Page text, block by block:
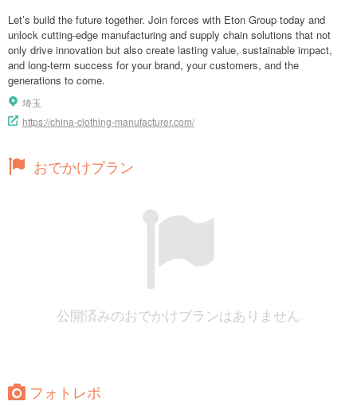
Let’s build the future together. Join forces with Eton Group today and
unlock cutting-edge manufacturing and supply chain solutions that not
only drive innovation but also create lasting value, sustainable impact,
and long-term success for your brand, your customers, and the
generations to come.
埼玉
https://china-clothing-manufacturer.com/
おでかけプラン
公開済みのおでかけプランはありません
フォトレポ